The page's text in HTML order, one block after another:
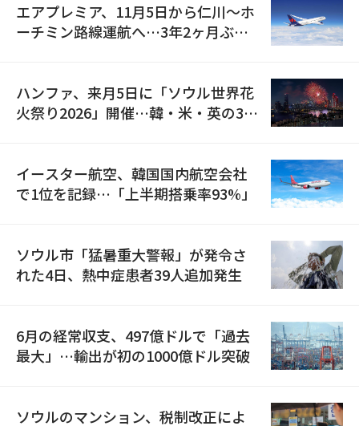
エアプレミア、11月5日から仁川〜ホ
ーチミン路線運航へ…3年2ヶ月ぶり
ハンファ、来月5日に「ソウル世界花
火祭り2026」開催…韓・米・英の3カ
イースター航空、韓国国内航空会社
で1位を記録…「上半期搭乗率93%」
ソウル市「猛暑重大警報」が発令さ
れた4日、熱中症患者39人追加発生
6月の経常収支、497億ドルで「過去
最大」…輸出が初の1000億ドル突破
ソウルのマンション、税制改正によ